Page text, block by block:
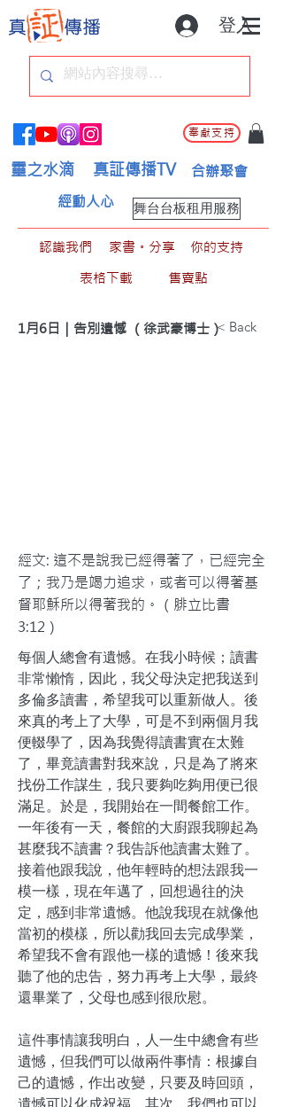
登入
奉獻支持
靈之水滴 真証傳播TV 合辦聚會
舞台台板租用服務
經動人心
認識我們 家書。分享
你的支持
表格下載
售賣點
1月6日｜告別遺憾 （徐武豪博士）< Back
經文: 這不是說我已經得著了，已經完全
了；我乃是竭力追求，或者可以得著基
督耶穌所以得著我的。（腓立比書
3:12）
每個人總會有遺憾。在我小時候；讀書
非常懶惰，因此，我父母決定把我送到
多倫多讀書，希望我可以重新做人。後
來真的考上了大學，可是不到兩個月我
便輟學了，因為我覺得讀書實在太難
了，畢竟讀書對我來說，只是為了將來
找份工作謀生，我只要夠吃夠用便已很
滿足。於是，我開始在一間餐館工作。
一年後有一天，餐館的大廚跟我聊起為
甚麼我不讀書？我告訴他讀書太難了。
接着他跟我說，他年輕時的想法跟我一
模一樣，現在年邁了，回想過往的決
定，感到非常遺憾。他說我現在就像他
當初的模樣，所以勸我回去完成學業，
希望我不會有跟他一樣的遺憾！後來我
聽了他的忠告，努力再考上大學，最終
還畢業了，父母也感到很欣慰。
這件事情讓我明白，人一生中總會有些
遺憾，但我們可以做兩件事情：根據自
己的遺憾，作出改變，只要及時回頭，